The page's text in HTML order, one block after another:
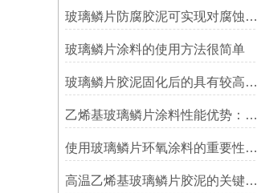
玻璃鳞片防腐胶泥可实现对腐蚀介质的有效阻隔
玻璃鳞片涂料的使用方法很简单
玻璃鳞片胶泥固化后的具有较高的硬度和耐磨性
乙烯基玻璃鳞片涂料性能优势：多重防护的协同效应
使用玻璃鳞片环氧涂料的重要性在哪里方面？
高温乙烯基玻璃鳞片胶泥的关键优势：从耐久性到施工适应性